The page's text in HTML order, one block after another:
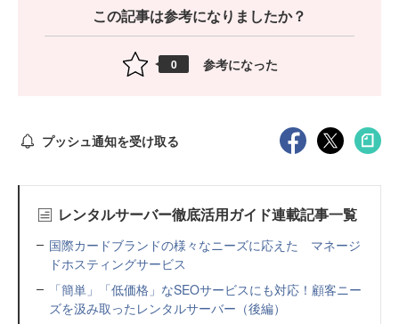
この記事は参考になりましたか？
0 参考になった
プッシュ通知を受け取る
レンタルサーバー徹底活用ガイド連載記事一覧
国際カードブランドの様々なニーズに応えた マネージ
ドホスティングサービス
「簡単」「低価格」なSEOサービスにも対応！顧客ニー
ズを汲み取ったレンタルサーバー（後編）